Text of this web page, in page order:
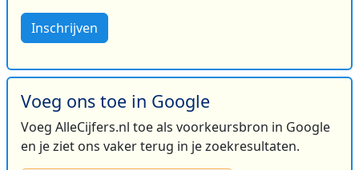
Inschrijven
Voeg ons toe in Google
Voeg AlleCijfers.nl toe als voorkeursbron in Google
en je ziet ons vaker terug in je zoekresultaten.